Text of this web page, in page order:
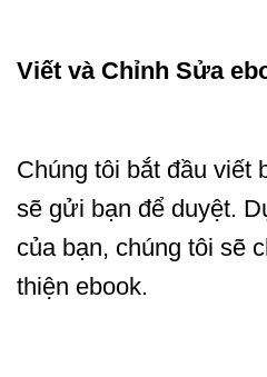
Viết và Chỉnh Sửa
Chúng tôi bắt đầu viết
sẽ gửi bạn để duyệt.
của bạn, chúng tôi sẽ
thiện ebook.